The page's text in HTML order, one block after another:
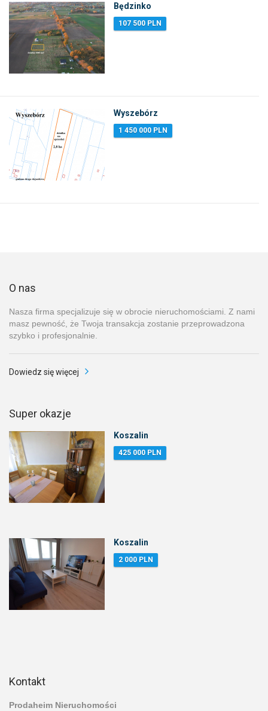
Będzinko
107 500 PLN
Wyszebórz
1 450 000 PLN
O nas
Nasza firma specjalizuje się w obrocie nieruchomościami. Z nami
masz pewność, że Twoja transakcja zostanie przeprowadzona
szybko i profesjonalnie.
Dowiedz się więcej
Super okazje
Koszalin
425 000 PLN
Koszalin
2 000 PLN
Kontakt
Prodaheim Nieruchomości